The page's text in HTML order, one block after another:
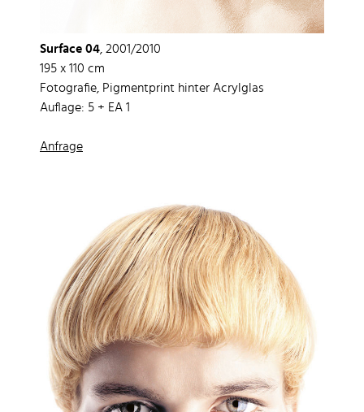
Surface 04, 2001/2010
195 x 110 cm
Fotografie, Pigmentprint hinter Acrylglas
Auflage: 5 + EA 1
Anfrage